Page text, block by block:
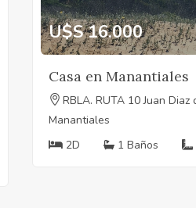
U$S 16.000
Casa en Manantiales
RBLA. RUTA 10 Juan
Manantiales
2D
1 Baños